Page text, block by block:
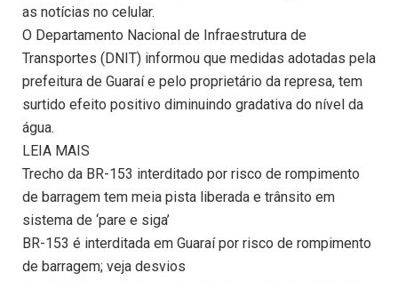
as notícias no celular.
O Departamento Nacional de Infraestrutura de
Transportes (DNIT) informou que medidas adotadas pela
prefeitura de Guaraí e pelo proprietário da represa, tem
surtido efeito positivo diminuindo gradativa do nível da
água.
LEIA MAIS
Trecho da BR-153 interditado por risco de rompimento
de barragem tem meia pista liberada e trânsito em
sistema de ‘pare e siga’
BR-153 é interditada em Guaraí por risco de rompimento
de barragem; veja desvios